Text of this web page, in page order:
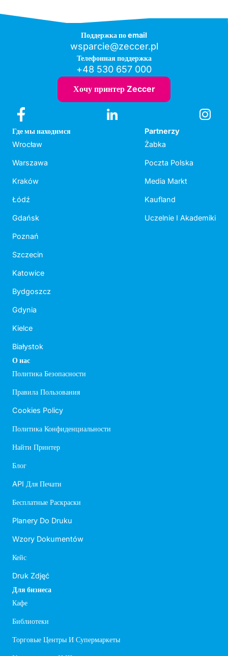
Поддержка по email
wsparcie@zeccer.pl
Телефонная поддержка
+48 530 657 000
Хочу принтер Zeccer
Где мы находимся
Wrocław
Warszawa
Kraków
Łódź
Gdańsk
Poznań
Szczecin
Katowice
Bydgoszcz
Gdynia
Kielce
Białystok
Partnerzy
Żabka
Poczta Polska
Media Markt
Kaufland
Uczelnie I Akademiki
О нас
Политика Безопасности
Правила Пользования
Cookies Policy
Политика Конфиденциальности
Найти Принтер
Блог
API Для Печати
Бесплатные Раскраски
Planery Do Druku
Wzory Dokumentów
Кейс
Druk Zdjęć
Для бизнеса
Кафе
Библиотеки
Торговые Центры И Супермаркеты